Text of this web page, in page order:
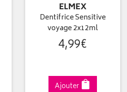
ELMEX
Dentifrice Sensitive
voyage 2x12ml
4,99€
Ajouter